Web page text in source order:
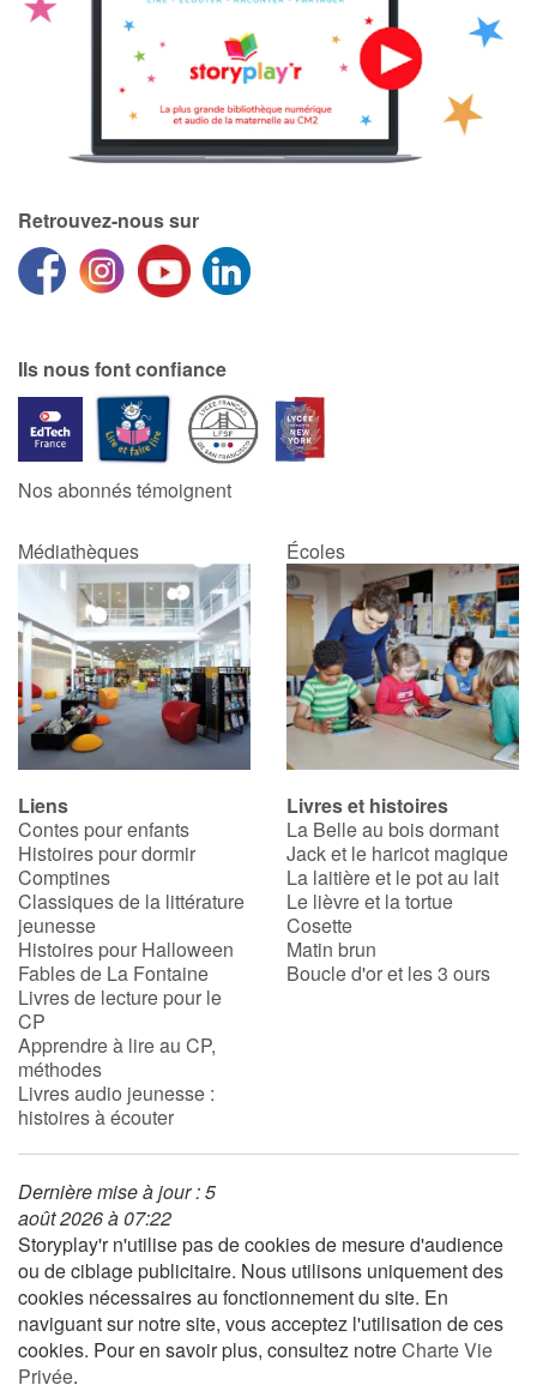
Retrouvez-nous sur
Ils nous font confiance
Nos abonnés témoignent
Médiathèques Écoles
Liens
Contes pour enfants
Histoires pour dormir
Comptines
Classiques de la littérature
jeunesse
Histoires pour Halloween
Fables de La Fontaine
Livres de lecture pour le
CP
Apprendre à lire au CP,
méthodes
Livres audio jeunesse :
histoires à écouter
Livres et histoires
La Belle au bois dormant
Jack et le haricot magique
La laitière et le pot au lait
Le lièvre et la tortue
Cosette
Matin brun
Boucle d'or et les 3 ours
Dernière mise à jour : 5
août 2026 à 07:22
Storyplay'r n'utilise pas de cookies de mesure d'audience
ou de ciblage publicitaire. Nous utilisons uniquement des
cookies nécessaires au fonctionnement du site. En
naviguant sur notre site, vous acceptez l'utilisation de ces
cookies. Pour en savoir plus, consultez notreCharte Vie
Privée.